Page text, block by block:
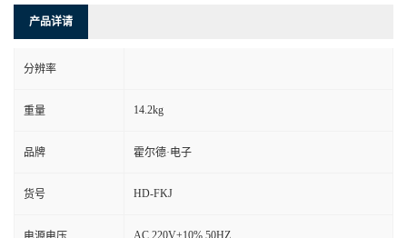
产品详请
分辨率
重量 14.2kg
品牌 霍尔德·电子
货号 HD-FKJ
AC 220V±10% 50HZ